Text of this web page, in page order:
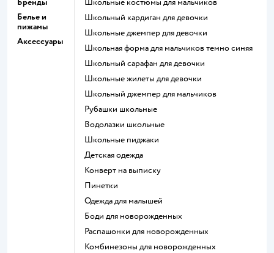
Бренды
Белье и
пижамы
Аксессуары
Школьные костюмы для мальчиков
Школьный кардиган для девочки
Школьные джемпер для девочки
Школьная форма для мальчиков темно синяя
Школьный сарафан для девочки
Школьные жилеты для девочки
Школьный джемпер для мальчиков
Рубашки школьные
Водолазки школьные
Школьные пиджаки
Детская одежда
Конверт на выписку
Пинетки
Одежда для малышей
Боди для новорожденных
Распашонки для новорожденных
Комбинезоны для новорожденных